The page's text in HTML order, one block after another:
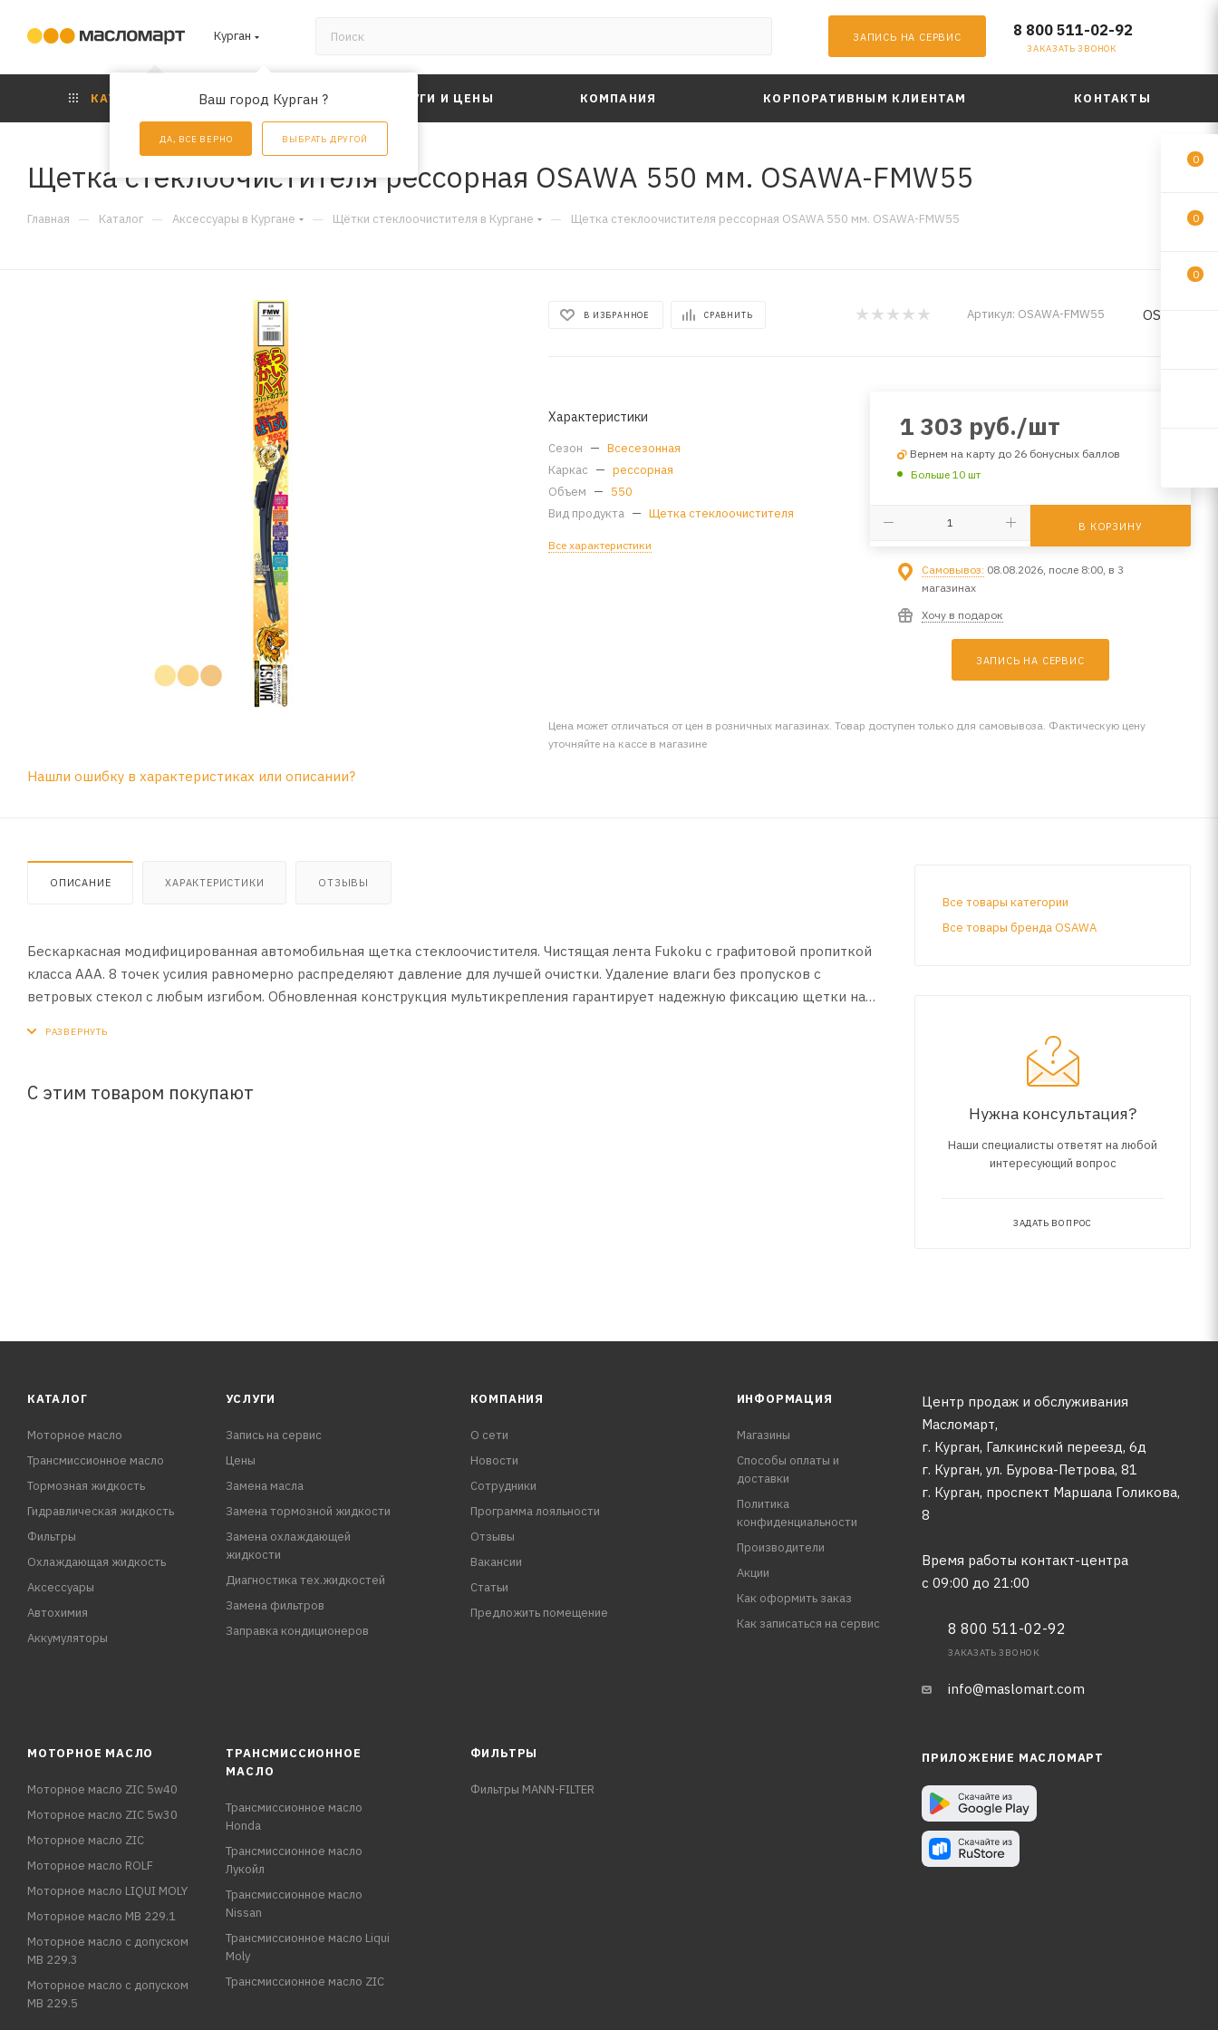
Курган
Ваш город Курган ?
ДА, ВСЕ ВЕРНО ВЫБРАТЬ ДРУГОЙ
ЗАПИСЬ НА СЕРВИС 8 800 511-02-92
ЗАКАЗАТЬ ЗВОНОК
КАТАЛОГ АКЦИИ УСЛУГИ И ЦЕНЫ КОМПАНИЯ КОРПОРАТИВНЫМ КЛИЕНТАМ КОНТАКТЫ
Щетка стеклоочистителя рессорная OSAWA 550 мм. OSAWA-FMW55
Главная — Каталог — Аксессуары в Кургане — Щётки стеклоочистителя в Кургане — Щетка стеклоочистителя рессорная OSAWA 550 мм. OSAWA-FMW55
В ИЗБРАННОЕ СРАВНИТЬ Артикул: OSAWA-FMW55 OSAWA
Характеристики
Сезон — Всесезонная
Каркас — рессорная
Объем — 550
Вид продукта — Щетка стеклоочистителя
Все характеристики
1 303 руб./шт
Вернем на карту до 26 бонусных баллов
Больше 10 шт
В КОРЗИНУ
Самовывоз: 08.08.2026, после 8:00, в 3
магазинах
Хочу в подарок
ЗАПИСЬ НА СЕРВИС
Цена может отличаться от цен в розничных магазинах. Товар доступен только для самовывоза. Фактическую цену
уточняйте на кассе в магазине
Нашли ошибку в характеристиках или описании?
ОПИСАНИЕ ХАРАКТЕРИСТИКИ ОТЗЫВЫ
Бескаркасная модифицированная автомобильная щетка стеклоочистителя. Чистящая лента Fukoku с графитовой пропиткой
класса ААА. 8 точек усилия равномерно распределяют давление для лучшей очистки. Удаление влаги без пропусков с
ветровых стекол с любым изгибом. Обновленная конструкция мультикрепления гарантирует надежную фиксацию щетки на
С этим товаром покупают
Все товары категории
Все товары бренда OSAWA
Нужна консультация?
Наши специалисты ответят на любой
интересующий вопрос
ЗАДАТЬ ВОПРОС
КАТАЛОГ
Моторное масло
Трансмиссионное масло
Тормозная жидкость
Гидравлическая жидкость
Фильтры
Охлаждающая жидкость
Аксессуары
Автохимия
Аккумуляторы
УСЛУГИ
Запись на сервис
Цены
Замена масла
Замена тормозной жидкости
Замена охлаждающей
жидкости
Диагностика тех.жидкостей
Замена фильтров
Заправка кондиционеров
КОМПАНИЯ
О сети
Новости
Сотрудники
Программа лояльности
Отзывы
Вакансии
Статьи
Предложить помещение
ИНФОРМАЦИЯ
Магазины
Способы оплаты и
доставки
Политика
конфиденциальности
Производители
Акции
Как оформить заказ
Как записаться на сервис
Центр продаж и обслуживания
Масломарт,
г. Курган, Галкинский переезд, 6д
г. Курган, ул. Бурова-Петрова, 81
г. Курган, проспект Маршала Голикова,
8
Время работы контакт-центра
с 09:00 до 21:00
8 800 511-02-92
ЗАКАЗАТЬ ЗВОНОК
info@maslomart.com
МОТОРНОЕ МАСЛО
Моторное масло ZIC 5w40
Моторное масло ZIC 5w30
Моторное масло ZIC
Моторное масло ROLF
Моторное масло LIQUI MOLY
Моторное масло MB 229.1
Моторное масло с допуском
MB 229.3
Моторное масло с допуском
MB 229.5
ТРАНСМИССИОННОЕ
МАСЛО
Трансмиссионное масло
Honda
Трансмиссионное масло
Лукойл
Трансмиссионное масло
Nissan
Трансмиссионное масло Liqui
Moly
Трансмиссионное масло ZIC
ФИЛЬТРЫ
Фильтры MANN-FILTER
ПРИЛОЖЕНИЕ МАСЛОМАРТ
0
0
0